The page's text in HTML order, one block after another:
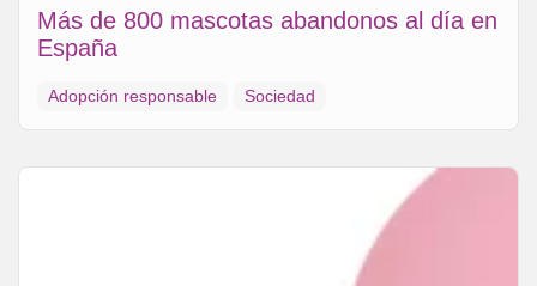
Más de 800 mascotas abandonos al día en
España
Adopción responsable Sociedad